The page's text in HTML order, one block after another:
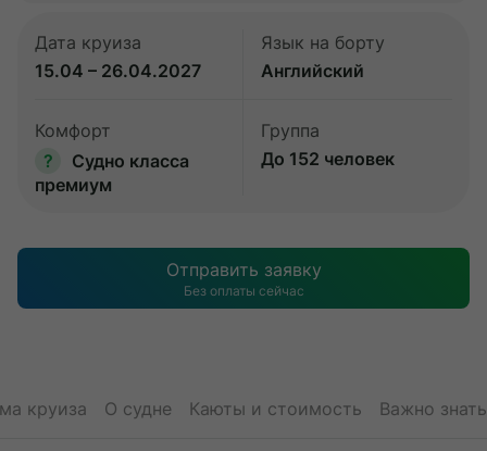
Сб:11:00–20:00
Дата круиза
15.04 – 26.04.2027
Язык на борту
Английский
Комфорт
?
Судно класса
премиум
Группа
До 152 человек
Отправить заявку
Без оплаты сейчас
круиза О судне Каюты и стоимость Важно знать